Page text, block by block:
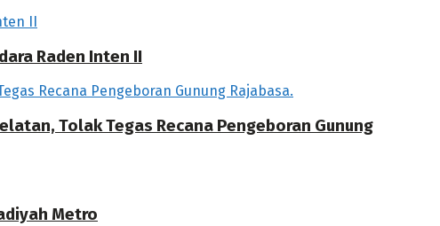
Raden Inten II
Tolak Tegas Recana Pengeboran Gunung
Metro